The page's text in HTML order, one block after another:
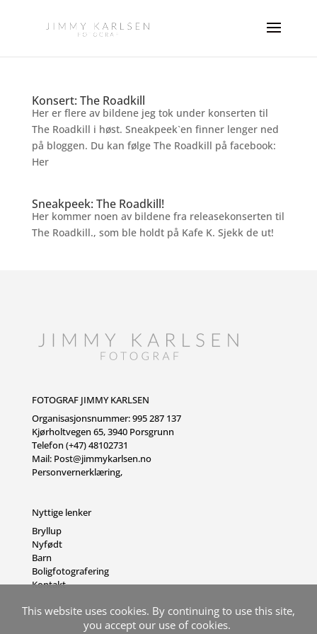
Konsert: The Roadkill
Her er flere av bildene jeg tok under konserten til
The Roadkill i høst. Sneakpeek`en finner lenger ned
på bloggen. Du kan følge The Roadkill på facebook:
Her
Sneakpeek: The Roadkill!
Her kommer noen av bildene fra releasekonserten til
The Roadkill., som ble holdt på Kafe K. Sjekk de ut!
FOTOGRAF JIMMY KARLSEN
Organisasjonsnummer: 995 287 137
Kjørholtvegen 65, 3940 Porsgrunn
Telefon (+47) 48102731
Mail: Post@jimmykarlsen.no
Personvernerklæring,
Nyttige lenker
Bryllup
Nyfødt
Barn
Boligfotografering
Kontakt
This website uses cookies. By continuing to use this site,
you accept our use of cookies.